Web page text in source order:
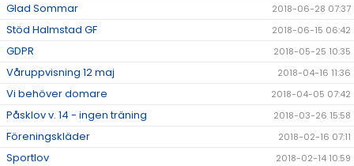
Glad Sommar 2018-06-28 07:37
Stöd Halmstad GF 2018-06-15 06:42
GDPR 2018-05-25 10:35
Våruppvisning 12 maj 2018-04-16 11:36
Vi behöver domare 2018-04-05 07:42
Påsklov v. 14 - ingen träning 2018-03-26 15:58
Föreningskläder 2018-02-16 07:11
Sportlov 2018-02-14 10:59